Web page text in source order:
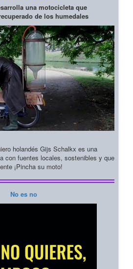
una motocicleta que
de los humedales
holandés Gijs Schalkx es una
con fuentes locales, sostenibles y que
¡Pincha su moto!
No es no